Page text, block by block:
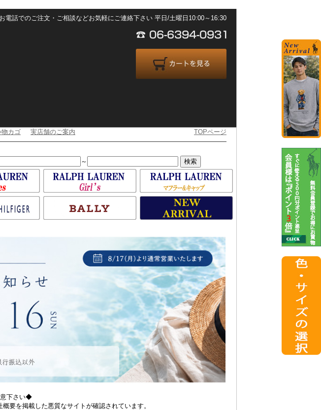
お電話でのご注文・ご相談などお気軽にご連絡下さい 平日/土曜日10:00～16:30
物カゴ 実店舗のご案内 TOPページ
～
下さい◆
要を掲載した悪質なサイトが確認されています。